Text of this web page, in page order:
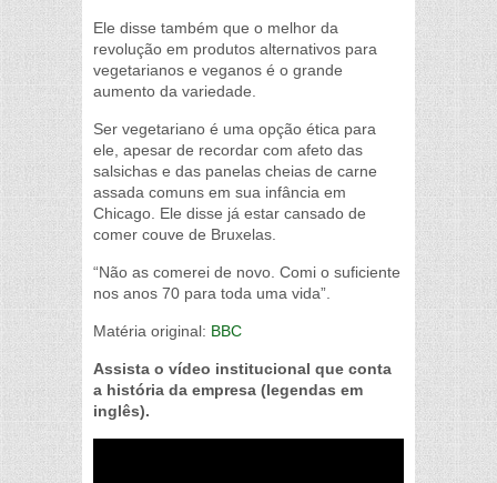
Ele disse também que o melhor da
revolução em produtos alternativos para
vegetarianos e veganos é o grande
aumento da variedade.
Ser vegetariano é uma opção ética para
ele, apesar de recordar com afeto das
salsichas e das panelas cheias de carne
assada comuns em sua infância em
Chicago. Ele disse já estar cansado de
comer couve de Bruxelas.
“Não as comerei de novo. Comi o suficiente
nos anos 70 para toda uma vida”.
Matéria original: BBC
Assista o vídeo institucional que conta
a história da empresa (legendas em
inglês).